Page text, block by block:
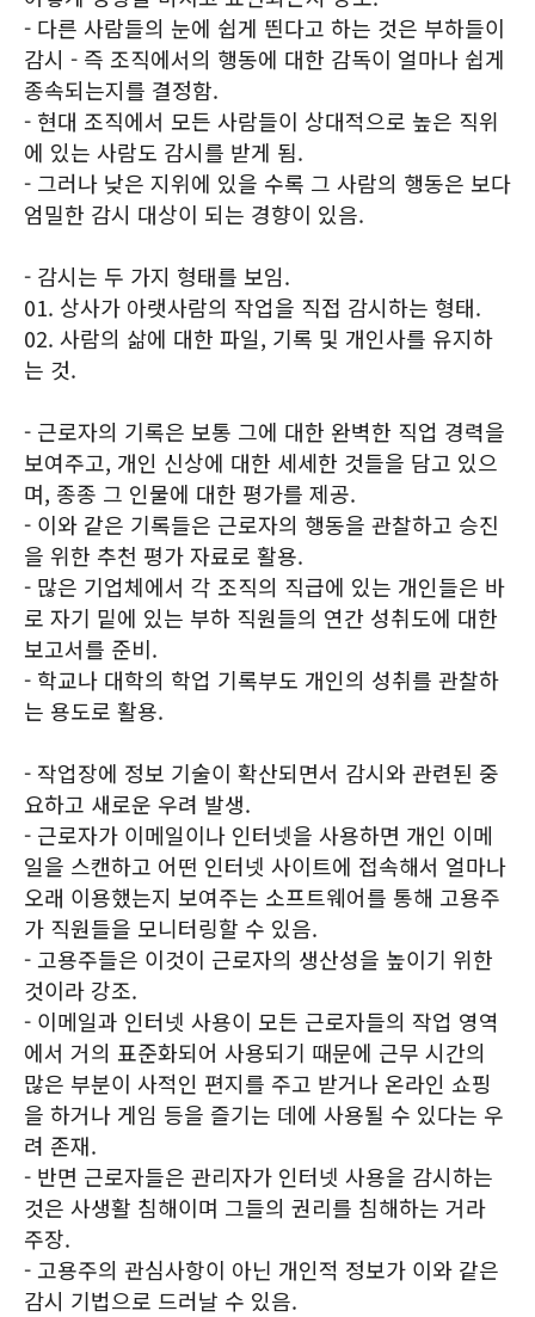
- 다른 사람들의 눈에 쉽게 띈다고 하는 것은 부하들이
감시 - 즉 조직에서의 행동에 대한 감독이 얼마나 쉽게
종속되는지를 결정함.
- 현대 조직에서 모든 사람들이 상대적으로 높은 직위
에 있는 사람도 감시를 받게 됨.
- 그러나 낮은 지위에 있을 수록 그 사람의 행동은 보다
엄밀한 감시 대상이 되는 경향이 있음.
- 감시는 두 가지 형태를 보임.
01. 상사가 아랫사람의 작업을 직접 감시하는 형태.
02. 사람의 삶에 대한 파일, 기록 및 개인사를 유지하
는 것.
- 근로자의 기록은 보통 그에 대한 완벽한 직업 경력을
보여주고, 개인 신상에 대한 세세한 것들을 담고 있으
며, 종종 그 인물에 대한 평가를 제공.
- 이와 같은 기록들은 근로자의 행동을 관찰하고 승진
을 위한 추천 평가 자료로 활용.
- 많은 기업체에서 각 조직의 직급에 있는 개인들은 바
로 자기 밑에 있는 부하 직원들의 연간 성취도에 대한
보고서를 준비.
- 학교나 대학의 학업 기록부도 개인의 성취를 관찰하
는 용도로 활용.
- 작업장에 정보 기술이 확산되면서 감시와 관련된 중
요하고 새로운 우려 발생.
- 근로자가 이메일이나 인터넷을 사용하면 개인 이메
일을 스캔하고 어떤 인터넷 사이트에 접속해서 얼마나
오래 이용했는지 보여주는 소프트웨어를 통해 고용주
가 직원들을 모니터링할 수 있음.
- 고용주들은 이것이 근로자의 생산성을 높이기 위한
것이라 강조.
- 이메일과 인터넷 사용이 모든 근로자들의 작업 영역
에서 거의 표준화되어 사용되기 때문에 근무 시간의
많은 부분이 사적인 편지를 주고 받거나 온라인 쇼핑
을 하거나 게임 등을 즐기는 데에 사용될 수 있다는 우
려 존재.
- 반면 근로자들은 관리자가 인터넷 사용을 감시하는
것은 사생활 침해이며 그들의 권리를 침해하는 거라
주장.
- 고용주의 관심사항이 아닌 개인적 정보가 이와 같은
감시 기법으로 드러날 수 있음.